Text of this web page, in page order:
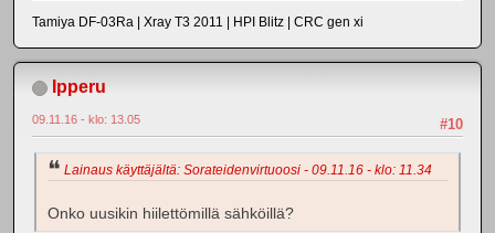
Tamiya DF-03Ra | Xray T3 2011 | HPI Blitz | CRC gen xi
Ipperu
#10
09.11.16 - klo: 13.05
Lainaus käyttäjältä: Sorateidenvirtuoosi - 09.11.16 - klo: 11.34
Onko uusikin hiilettömillä sähköillä?